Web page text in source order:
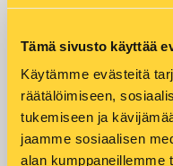
Tämä sivusto käyttää
Käytämme evästeitä
räätälöimiseen,
tukemiseen ja
jaamme sosiaalisen
alan kumppaneillemme
5/9/2026
Select
date.
PREVIOUS DAY